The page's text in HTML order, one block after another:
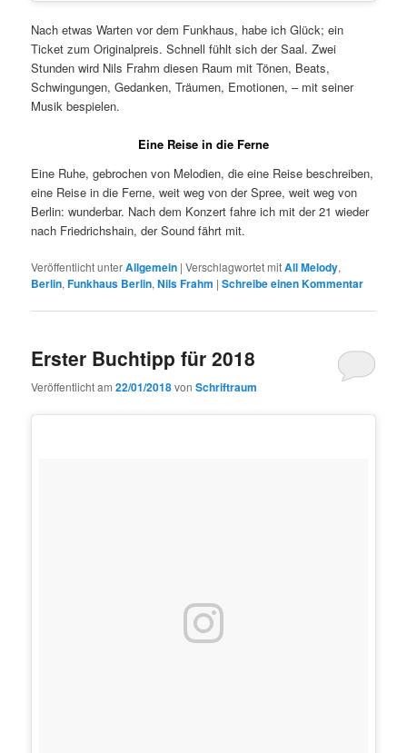
Nach etwas Warten vor dem Funkhaus, habe ich Glück; ein
Ticket zum Originalpreis. Schnell fühlt sich der Saal. Zwei
Stunden wird Nils Frahm diesen Raum mit Tönen, Beats,
Schwingungen, Gedanken, Träumen, Emotionen, – mit seiner
Musik bespielen.
Eine Reise in die Ferne
Eine Ruhe, gebrochen von Melodien, die eine Reise beschreiben,
eine Reise in die Ferne, weit weg von der Spree, weit weg von
Berlin: wunderbar. Nach dem Konzert fahre ich mit der 21 wieder
nach Friedrichshain, der Sound fährt mit.
Veröffentlicht unterAllgemein |Verschlagwortet mitAll Melody,
Berlin,Funkhaus Berlin,Nils Frahm |Schreibe einen Kommentar
Erster Buchtipp für 2018
Veröffentlicht am22/01/2018vonSchriftraum